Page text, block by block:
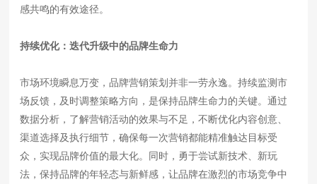
感共鸣的有效途径。
持续优化：迭代升级中的品牌生命力
市场环境瞬息万变，品牌营销策划并非一劳永逸。持续监测市
场反馈，及时调整策略方向，是保持品牌生命力的关键。通过
数据分析，了解营销活动的效果与不足，不断优化内容创意、
渠道选择及执行细节，确保每一次营销都能精准触达目标受
众，实现品牌价值的最大化。同时，勇于尝试新技术、新玩
法，保持品牌的年轻态与新鲜感，让品牌在激烈的市场竞争中